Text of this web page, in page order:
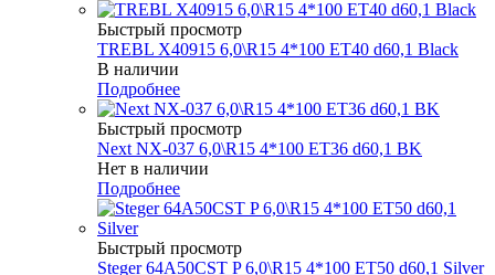
Быстрый просмотр
TREBL X40915 6,0\R15 4*100 ET40 d60,1 Black
В наличии
Подробнее
Быстрый просмотр
Next NX-037 6,0\R15 4*100 ET36 d60,1 BK
Нет в наличии
Подробнее
Быстрый просмотр
Steger 64A50CST P 6,0\R15 4*100 ET50 d60,1 Silver